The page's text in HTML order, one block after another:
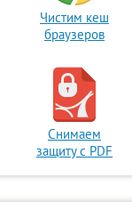
Чистим кеш
браузеров
Снимаем
защиту с PDF